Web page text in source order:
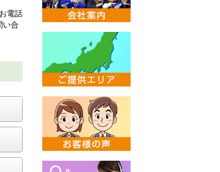
電話
い合